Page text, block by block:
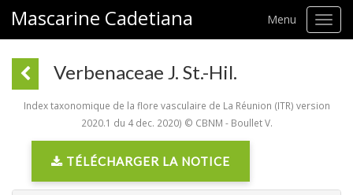
Mascarine Cadetiana Menu
Verbenaceae J. St.-Hil.
Index taxonomique de la flore vasculaire de La Réunion (ITR) version
2020.1 du 4 dec. 2020) © CBNM - Boullet V.
TÉLÉCHARGER LA NOTICE